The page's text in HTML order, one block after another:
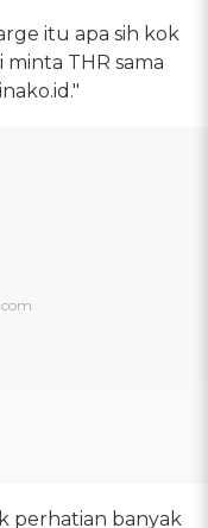
itu apa sih kok
THR sama
perhatian banyak